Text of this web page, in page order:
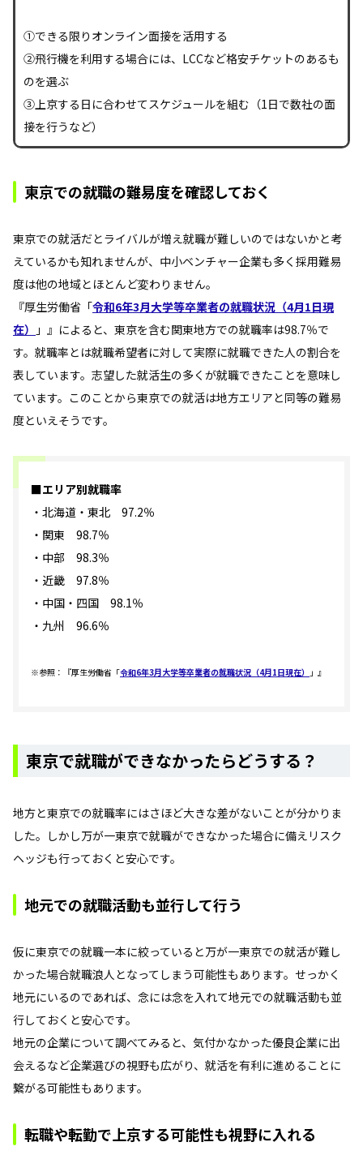
①できる限りオンライン面接を活用する
②飛行機を利用する場合には、LCCなど格安チケットのあるも
のを選ぶ
③上京する日に合わせてスケジュールを組む（1日で数社の面
接を行うなど）
東京での就職の難易度を確認しておく
東京での就活だとライバルが増え就職が難しいのではないかと考
えているかも知れませんが、中小ベンチャー企業も多く採用難易
度は他の地域とほとんど変わりません。
『厚生労働省「令和6年3月大学等卒業者の就職状況（4月1日現
在）
」』によると、東京を含む関東地方での就職率は98.7％で
す。就職率とは就職希望者に対して実際に就職できた人の割合を
表しています。志望した就活生の多くが就職できたことを意味し
ています。このことから東京での就活は地方エリアと同等の難易
度といえそうです。
■エリア別就職率
・北海道・東北 97.2％
・関東 98.7％
・中部 98.3％
・近畿 97.8％
・中国・四国 98.1％
・九州 96.6％
※参照：『厚生労働省「令和6年3月大学等卒業者の就職状況（4月1日現在） 」』
東京で就職ができなかったらどうする？
地方と東京での就職率にはさほど大きな差がないことが分かりま
した。しかし万が一東京で就職ができなかった場合に備えリスク
ヘッジも行っておくと安心です。
地元での就職活動も並行して行う
仮に東京での就職一本に絞っていると万が一東京での就活が難し
かった場合就職浪人となってしまう可能性もあります。せっかく
地元にいるのであれば、念には念を入れて地元での就職活動も並
行しておくと安心です。
地元の企業について調べてみると、気付かなかった優良企業に出
会えるなど企業選びの視野も広がり、就活を有利に進めることに
繋がる可能性もあります。
転職や転勤で上京する可能性も視野に入れる